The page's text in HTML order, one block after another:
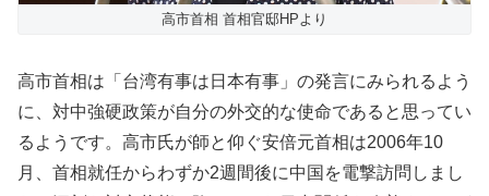
高市首相 首相官邸HPより
高市首相は「台湾有事は日本有事」の発言にみられるよう
に、対中強硬政策が自分の外交的な使命であると思ってい
るようです。高市氏が師と仰ぐ安倍元首相は2006年10
月、首相就任からわずか2週間後に中国を電撃訪問しまし